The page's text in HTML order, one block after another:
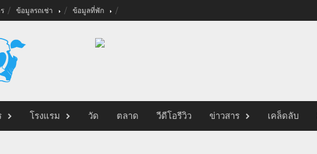
ข้อมูลรถเช่า ข้อมูลที่พัก
โรงแรม วัด ตลาด วีดีโอรีวิว ข่าวสาร เคล็ดลับ